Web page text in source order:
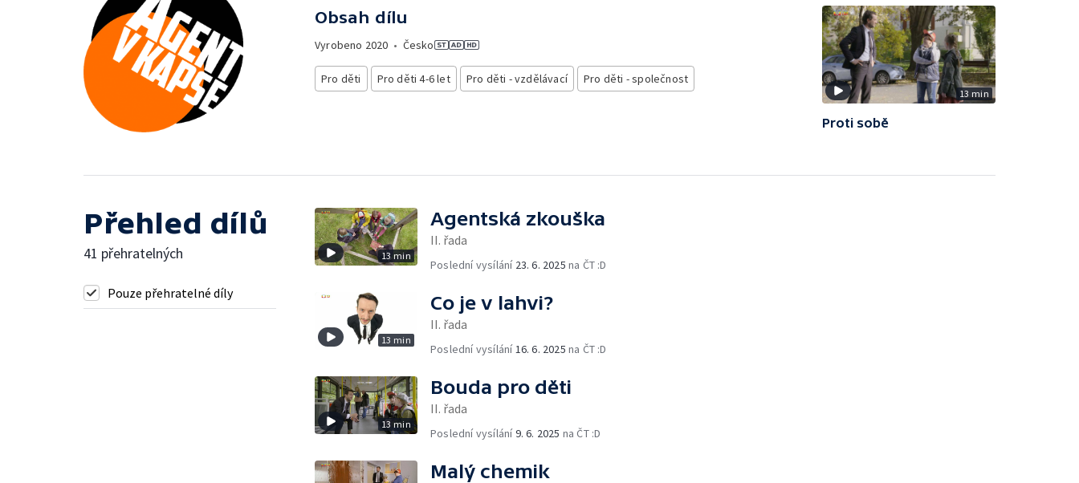
Obsah dílu
Vyrobeno 2020 • Česko
Pro děti Pro děti 4-6 let Pro děti - vzdělávací Pro děti - společnost
13 min
Proti sobě
Přehled dílů
41 přehratelných
Pouze přehratelné díly
13 min
Agentská zkouška
II. řada
Poslední vysílání 23. 6. 2025 na ČT :D
13 min
Co je v lahvi?
II. řada
Poslední vysílání 16. 6. 2025 na ČT :D
13 min
Bouda pro děti
II. řada
Poslední vysílání9. 6. 2025 na ČT :D
Malý chemik